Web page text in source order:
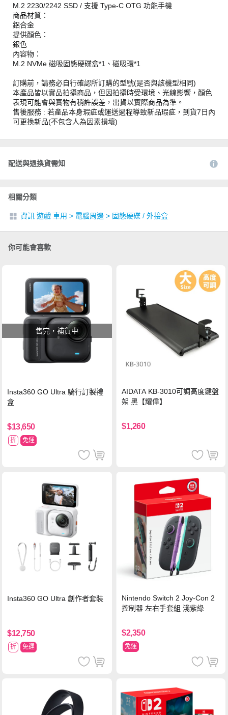
M.2 2230/2242 SSD / 支援 Type-C OTG 功能手機
商品材質：
鋁合金
提供顏色：
銀色
內容物：
M.2 NVMe 磁吸固態硬碟盒*1、磁吸環*1
訂購前，請務必自行確認所訂購的型號(是否與該機型相同)
本產品皆以實品拍攝商品，但因拍攝時受環境、光線影響，顏色
表現可能會與實物有稍許誤差，出貨以實際商品為準。
售後服務 : 若產品本身瑕疵或運送過程導致新品瑕疵，到貨7日內
可更換新品(不包含人為因素損壞)
配送與退換貨需知
相關分類
資訊 遊戲 車用 > 電腦周邊 > 固態硬碟 / 外接盒
你可能會喜歡
售完，補貨中
Insta360 GO Ultra 騎行訂製禮
盒
$13,650
折 免運
AIDATA KB-3010可調高度鍵盤
架 黑【耀偉】
$1,260
Insta360 GO Ultra 創作者套裝
$12,750
折 免運
Nintendo Switch 2 Joy-Con 2
控制器 左右手套組 淺紫綠
$2,350
免運